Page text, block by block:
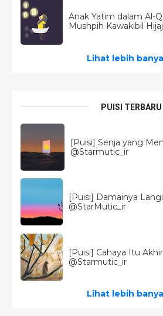
Anak Yatim dalam Al-
Mushpih Kawakibil
Lihat lebih
PUISI TERBARU
[Puisi] Senja yang
@Starmutic_ir
[Puisi] Damainya
@StarMutic_ir
[Puisi] Cahaya Itu
@Starmutic_ir
Lihat lebih